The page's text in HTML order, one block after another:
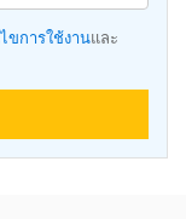
ไขการใช้งานและ